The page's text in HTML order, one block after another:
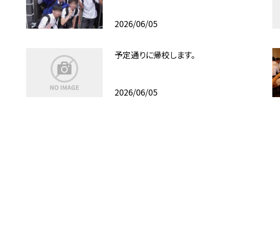
2026/06/05
予定通りに帰校します。
2026/06/05